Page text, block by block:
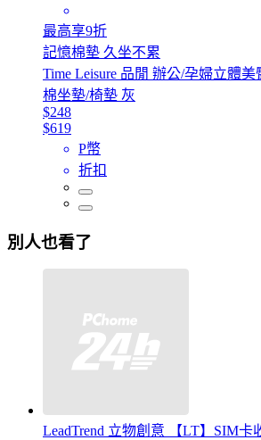
最高享9折
記憶棉墊 久坐不累
Time Leisure 品閒 辦公/孕婦立體
棉坐墊/椅墊 灰
$248
$619
P幣
折扣
別人也看了
LeadTrend 立物創意 【LT】SIM卡